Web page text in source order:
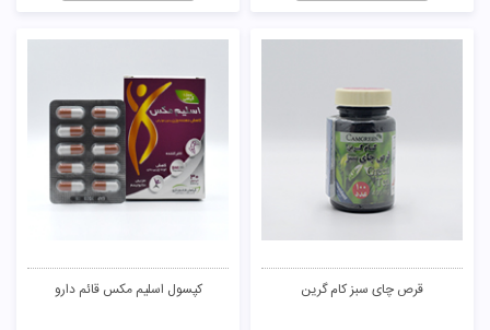
قرص چای سبز کام گرین کپسول اسلیم مکس قائم دارو